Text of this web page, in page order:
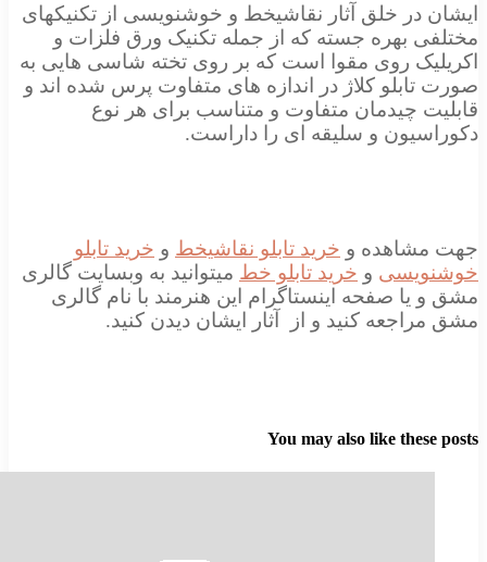
در خلق آثار نقاشیخط و خوشنویسی از تکنیکهای
بهره جسته که از جمله تکنیک ورق فلزات و
روی مقوا است که بر روی تخته شاسی هایی به
کلاژ در اندازه های متفاوت پرس شده اند و
چیدمان متفاوت و متناسب برای هر نوع
و سلیقه ای را داراست.
وخرید تابلو نقاشیخطوخرید تابلو
وخرید تابلو خطمیتوانید به وبسایت گالری
صفحه اینستاگرام این هنرمند با نام گالری
کنید و از آثار ایشان دیدن کنید.
You may also like